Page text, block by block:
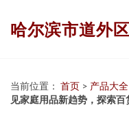
哈尔滨市道外
当前位置： 首页 > 产品大全
见家庭用品新趋势，探索